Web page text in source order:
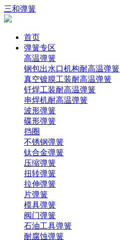
三和弹簧
首页
弹簧专区
高温弹簧
钢包出水口机构耐高温弹簧
真空镀膜工装耐高温弹簧
钎焊工装耐高温弹簧
串焊机耐高温弹簧
波形弹簧
碟形弹簧
挡圈
不锈钢弹簧
钛合金弹簧
压缩弹簧
扭转弹簧
拉伸弹簧
片弹簧
模具弹簧
阀门弹簧
石油工具弹簧
耐腐蚀弹簧